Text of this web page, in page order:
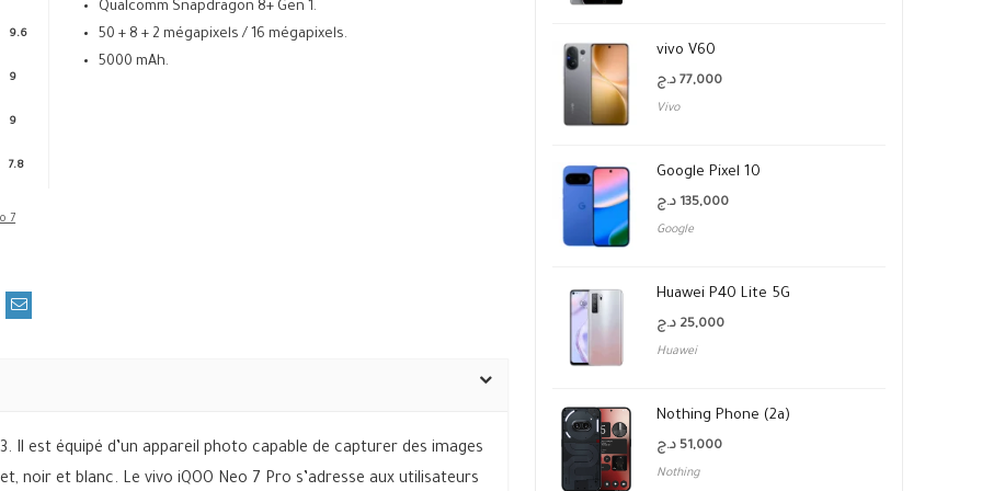
9.6
9
9
7.8
Qualcomm Snapdragon 8+ Gen 1.
50 + 8 + 2 mégapixels / 16 mégapixels.
5000 mAh.
Il est équipé d’un appareil photo capable de capturer des images
noir et blanc. Le vivo iQOO Neo 7 Pro s’adresse aux utilisateurs
vivo V60
77,000 د.ج
Vivo
Google Pixel 10
135,000 د.ج
Google
Huawei P40 Lite 5G
25,000 د.ج
Huawei
Nothing Phone (2a)
51,000 د.ج
Nothing